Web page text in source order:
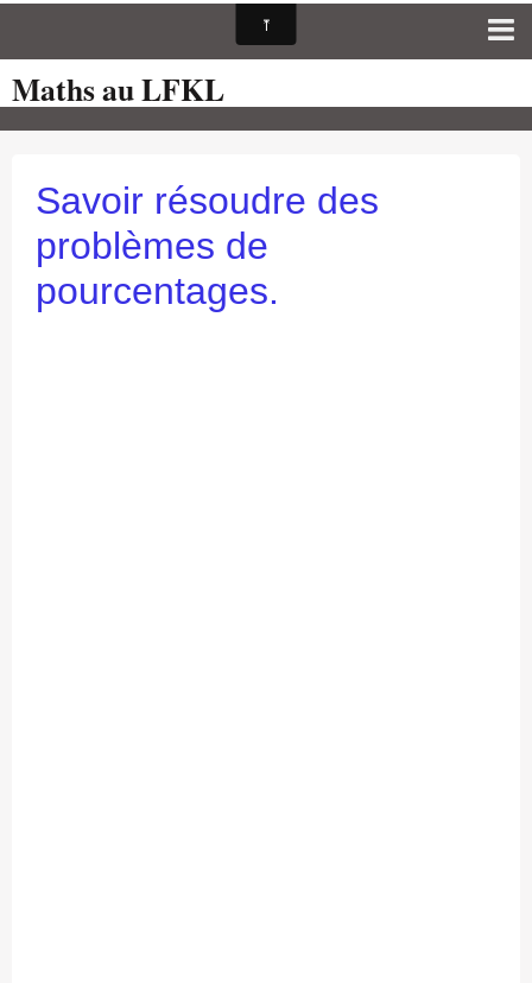
Page d'accueil
Pour les Profs
auto-évaluations
TICE
Sujets de bac
Maths au LFKL
Savoir résoudre des
problèmes de
pourcentages.